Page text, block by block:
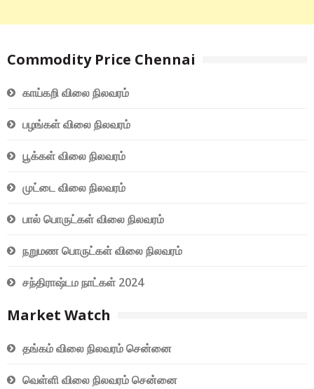
Commodity Price Chennai
காய்கறி விலை நிலவரம்
பழங்கள் விலை நிலவரம்
பூக்கள் விலை நிலவரம்
முட்டை விலை நிலவரம்
பால் பொருட்கள் விலை நிலவரம்
நறுமண பொருட்கள் விலை நிலவரம்
சந்திராஷ்டம நாட்கள் 2024
Market Watch
தங்கம் விலை நிலவரம் சென்னை
வெள்ளி விலை நிலவரம் சென்னை